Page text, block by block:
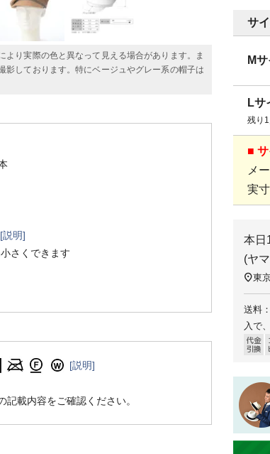
り実際の色と異なって見える場合があります。ま
影しております。特にベージュやグレー系の帽子は
[説明]
くできます
[説明]
載内容をご確認ください。
サ
M
Lサ
残り
■
メ
実
本日
(ヤ
東
送料：
入で